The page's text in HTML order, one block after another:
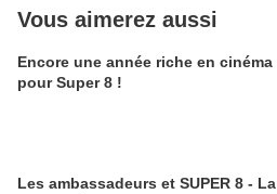
Vous aimerez aussi
Encore une année riche en cinéma
pour Super 8 !
Les ambassadeurs et SUPER 8 - La